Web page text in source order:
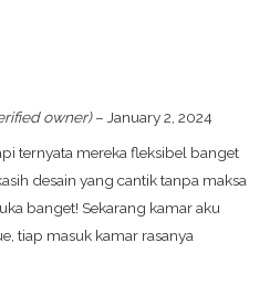
owner) – January 2, 2024
ternyata mereka fleksibel banget
desain yang cantik tanpa maksa
banget! Sekarang kamar aku
tiap masuk kamar rasanya